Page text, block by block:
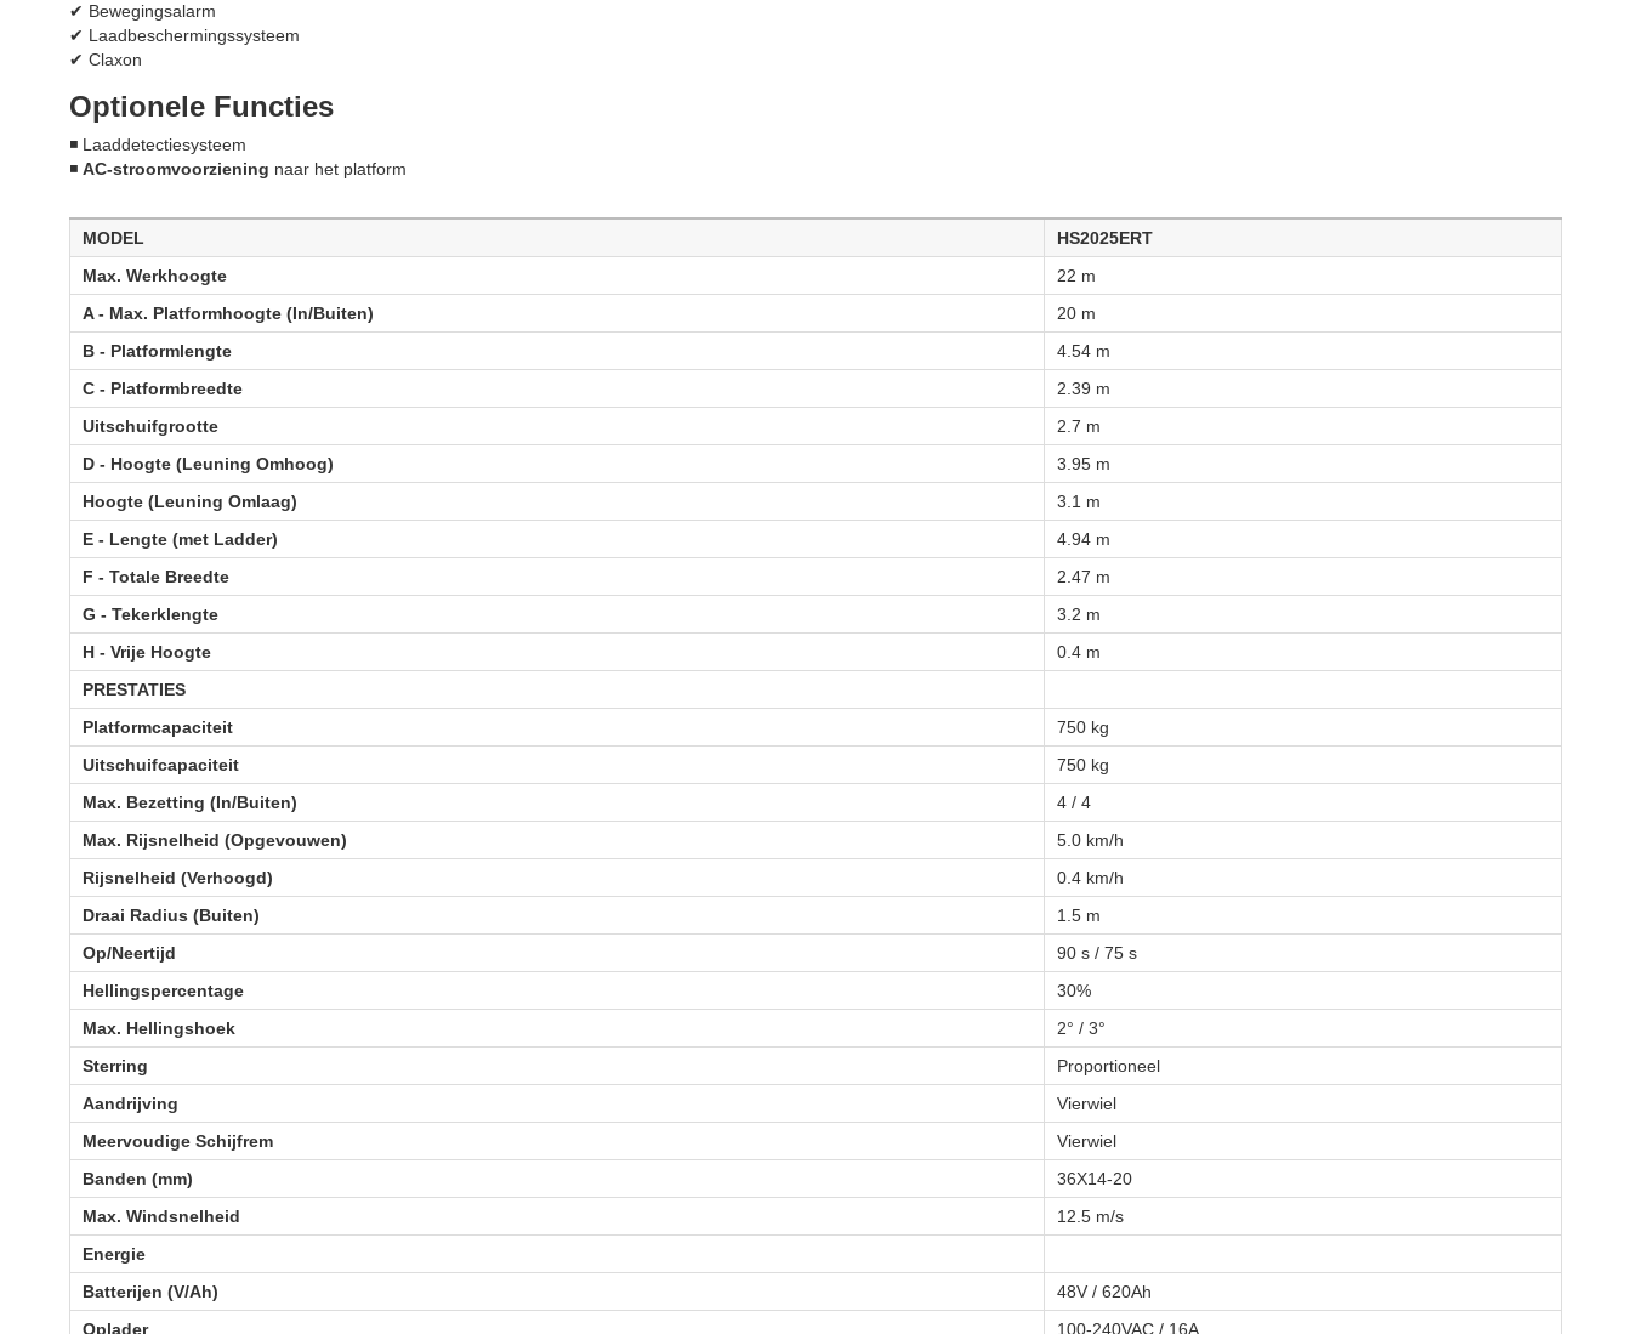
✔ Bewegingsalarm
✔ Laadbeschermingssysteem
✔ Claxon
Optionele Functies
◾ Laaddetectiesysteem
◾ AC-stroomvoorziening naar het platform
MODEL
HS2025ERT
Max. Werkhoogte
22 m
A - Max. Platformhoogte (In/Buiten)
20 m
B - Platformlengte
4.54 m
C - Platformbreedte
2.39 m
Uitschuifgrootte
2.7 m
D - Hoogte (Leuning Omhoog)
3.95 m
Hoogte (Leuning Omlaag)
3.1 m
E - Lengte (met Ladder)
4.94 m
F - Totale Breedte
2.47 m
G - Tekerklengte
3.2 m
H - Vrije Hoogte
0.4 m
PRESTATIES
Platformcapaciteit
750 kg
Uitschuifcapaciteit
750 kg
Max. Bezetting (In/Buiten)
4 / 4
Max. Rijsnelheid (Opgevouwen)
5.0 km/h
Rijsnelheid (Verhoogd)
0.4 km/h
Draai Radius (Buiten)
1.5 m
Op/Neertijd
90 s / 75 s
Hellingspercentage
30%
Max. Hellingshoek
2° / 3°
Sterring
Proportioneel
Aandrijving
Vierwiel
Meervoudige Schijfrem
Vierwiel
Banden (mm)
36X14-20
Max. Windsnelheid
12.5 m/s
Energie
Batterijen (V/Ah)
48V / 620Ah
Oplader
100-240VAC / 16A